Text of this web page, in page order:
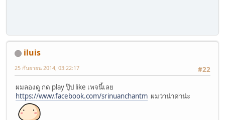
iluis
#22
25 กันยายน 2014, 03:22:17
ผมลองดู กด play ปุ๊ป like เพจนี้เลย
https://www.facebook.com/srinuanchantm ผมว่าน่าด่าน่ะ